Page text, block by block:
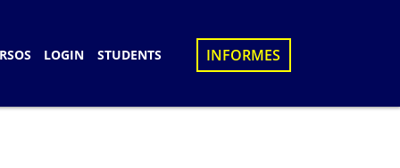
INFORMES
LOGIN STUDENTS